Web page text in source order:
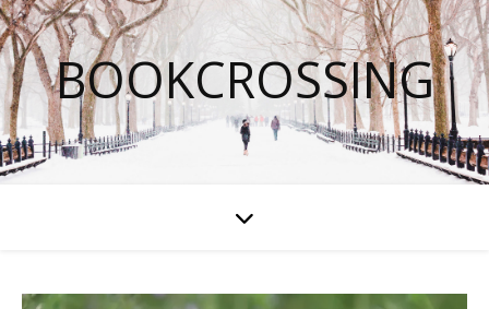
BOOKCROSSING